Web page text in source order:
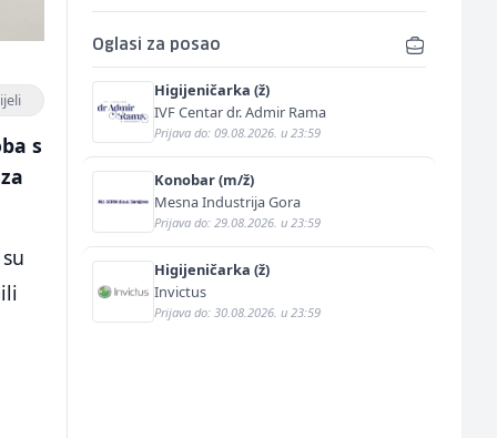
s
Oglasi za posao
Higijeničarka (ž)
IVF Centar dr. Admir Rama
Prijava do: 09.08.2026. u 23:59
Konobar (m/ž)
Mesna Industrija Gora
Prijava do: 29.08.2026. u 23:59
Higijeničarka (ž)
Invictus
Prijava do: 30.08.2026. u 23:59